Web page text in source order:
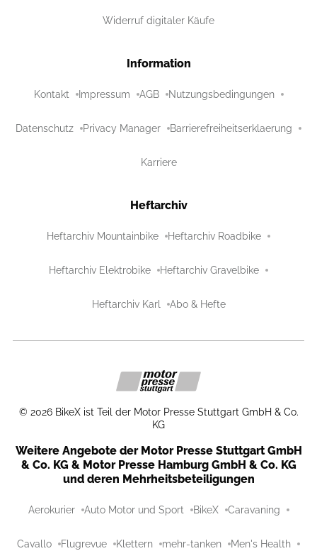
Widerruf digitaler Käufe
Information
Kontakt Impressum AGB Nutzungsbedingungen
Datenschutz Privacy Manager Barrierefreiheitserklaerung
Karriere
Heftarchiv
Heftarchiv Mountainbike Heftarchiv Roadbike
Heftarchiv Elektrobike Heftarchiv Gravelbike
Heftarchiv Karl Abo & Hefte
© 2026 BikeX ist Teil der Motor Presse Stuttgart GmbH & Co.
KG
Weitere Angebote der Motor Presse Stuttgart GmbH
& Co. KG & Motor Presse Hamburg GmbH & Co. KG
und deren Mehrheitsbeteiligungen
Aerokurier Auto Motor und Sport BikeX Caravaning
Cavallo Flugrevue Klettern mehr-tanken Men's Health